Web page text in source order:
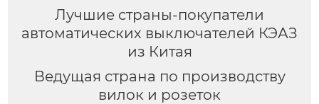
Лучшие страны-покупатели
автоматических выключателей КЭАЗ
из Китая
Ведущая страна по производству
вилок и розеток